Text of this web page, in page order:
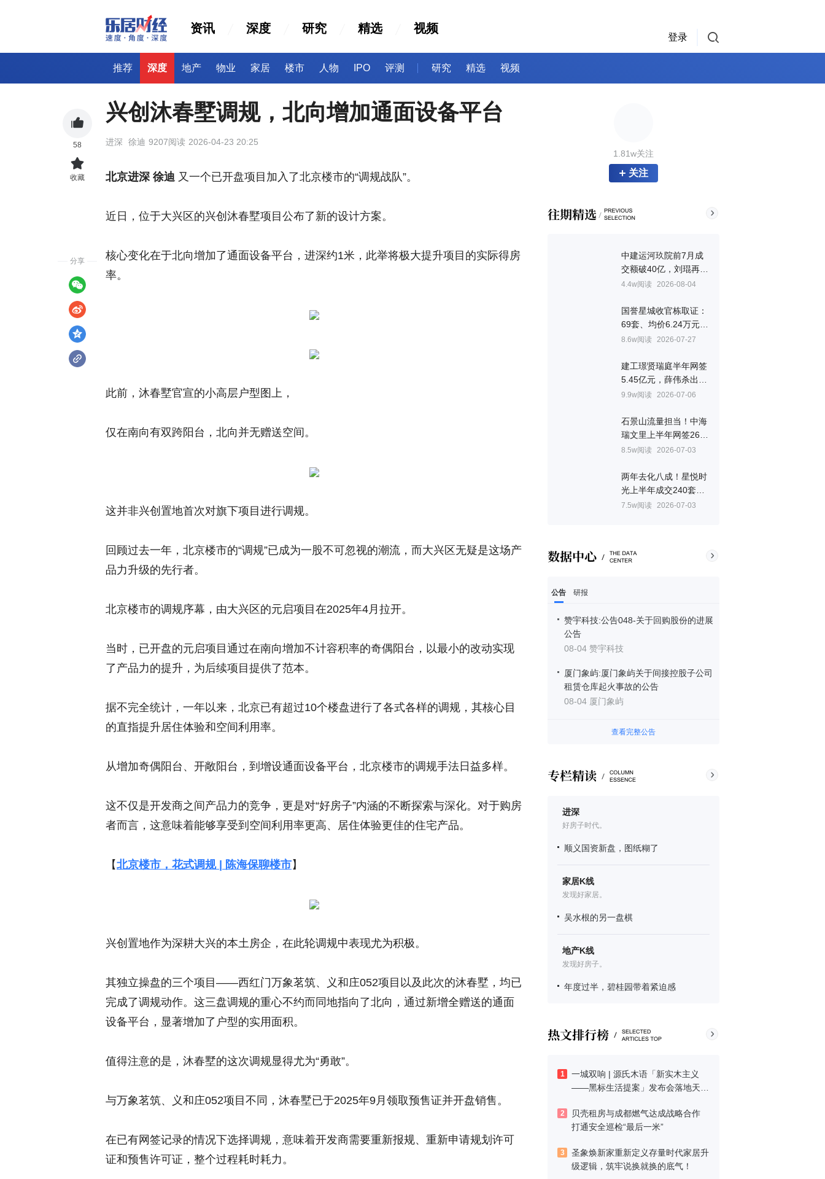
资讯 深度 研究 精选 视频
登录
推荐 深度 地产 物业 家居 楼市 人物 IPO 评测 研究 精选 视频
1.81w关注
关注
中建运河玖院前7月成
交额破40亿，刘琨再拿
一个单盘销冠
4.4w阅读 2026-08-04
国誉星城收官栋取证：
69套、均价6.24万元/
㎡
8.6w阅读 2026-07-27
建工璟贤瑞庭半年网签
5.45亿元，薛伟杀出重
围拿下房山销冠
9.9w阅读 2026-07-06
石景山流量担当！中海
瑞文里上半年网签261
套夺冠
8.5w阅读 2026-07-03
两年去化八成！星悦时
光上半年成交240套，
韩跃联手叶晨拿下顺义
7.5w阅读 2026-07-03
公告 研报
赞宇科技:公告048-关于回购股份的进展
公告
08-04 赞宇科技
厦门象屿:厦门象屿关于间接控股子公司
租赁仓库起火事故的公告
08-04 厦门象屿
查看完整公告
进深
好房子时代。
顺义国资新盘，图纸糊了
家居K线
发现好家居。
吴水根的另一盘棋
地产K线
发现好房子。
年度过半，碧桂园带着紧迫感
1
一城双响 | 源氏木语「新实木主义
——黑标生活提案」发布会落地天
2
贝壳租房与成都燃气达成战略合作
打通安全巡检“最后一米”
3
圣象焕新家重新定义存量时代家居升
级逻辑，筑牢说换就换的底气！
兴创沐春墅调规，北向增加通面设备平台
进深 徐迪 9207阅读 2026-04-23 20:25
北京进深 徐迪 又一个已开盘项目加入了北京楼市的“调规战队”。
近日，位于大兴区的兴创沐春墅项目公布了新的设计方案。
核心变化在于北向增加了通面设备平台，进深约1米，此举将极大提升项目的实际得房
率。
此前，沐春墅官宣的小高层户型图上，
仅在南向有双跨阳台，北向并无赠送空间。
这并非兴创置地首次对旗下项目进行调规。
回顾过去一年，北京楼市的“调规”已成为一股不可忽视的潮流，而大兴区无疑是这场产
品力升级的先行者。
北京楼市的调规序幕，由大兴区的元启项目在2025年4月拉开。
当时，已开盘的元启项目通过在南向增加不计容积率的奇偶阳台，以最小的改动实现
了产品力的提升，为后续项目提供了范本。
据不完全统计，一年以来，北京已有超过10个楼盘进行了各式各样的调规，其核心目
的直指提升居住体验和空间利用率。
从增加奇偶阳台、开敞阳台，到增设通面设备平台，北京楼市的调规手法日益多样。
这不仅是开发商之间产品力的竞争，更是对“好房子”内涵的不断探索与深化。对于购房
者而言，这意味着能够享受到空间利用率更高、居住体验更佳的住宅产品。
【北京楼市，花式调规 | 陈海保聊楼市】
兴创置地作为深耕大兴的本土房企，在此轮调规中表现尤为积极。
其独立操盘的三个项目——西红门万象茗筑、义和庄052项目以及此次的沐春墅，均已
完成了调规动作。这三盘调规的重心不约而同地指向了北向，通过新增全赠送的通面
设备平台，显著增加了户型的实用面积。
值得注意的是，沐春墅的这次调规显得尤为“勇敢”。
与万象茗筑、义和庄052项目不同，沐春墅已于2025年9月领取预售证并开盘销售。
在已有网签记录的情况下选择调规，意味着开发商需要重新报规、重新申请规划许可
证和预售许可证，整个过程耗时耗力。
58
收藏
分享